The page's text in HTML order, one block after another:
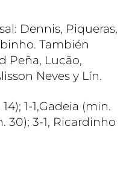
Dennis, Piqueras,
También
Peña, Lucão,
Neves y Lín.
1-1,Gadeia (min.
30); 3-1, Ricardinho